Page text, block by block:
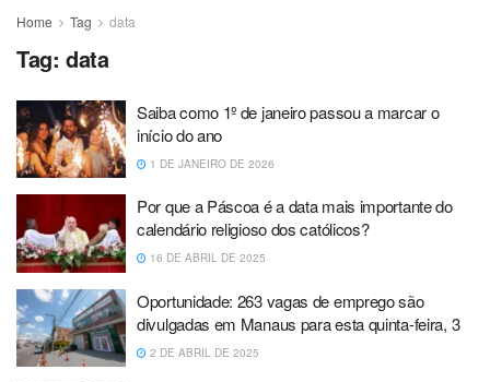
Home Tag data
Tag: data
Saiba como 1º de janeiro passou a marcar o
início do ano
1 DE JANEIRO DE 2026
Por que a Páscoa é a data mais importante do
calendário religioso dos católicos?
16 DE ABRIL DE 2025
Oportunidade: 263 vagas de emprego são
divulgadas em Manaus para esta quinta-feira, 3
2 DE ABRIL DE 2025